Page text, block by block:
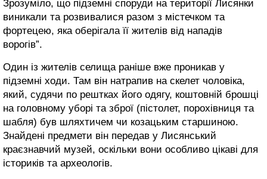
Зрозуміло, що підземні споруди на території Лисянки
виникали та розвивалися разом з містечком та
фортецею, яка оберігала її жителів від нападів
ворогів”.
Один із жителів селища раніше вже проникав у
підземні ходи. Там він натрапив на скелет чоловіка,
який, судячи по рештках його одягу, коштовній брошці
на головному уборі та зброї (пістолет, порохівниця та
шабля) був шляхтичем чи козацьким старшиною.
Знайдені предмети він передав у Лисянський
краєзнавчий музей, оскільки вони особливо цікаві для
істориків та археологів.